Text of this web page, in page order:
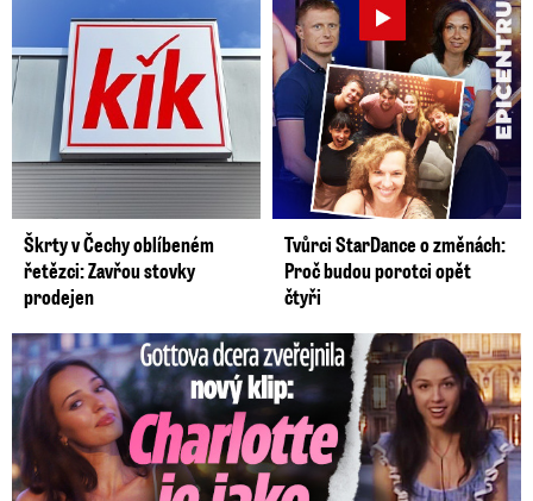
Škrty v Čechy oblíbeném
řetězci: Zavřou stovky
prodejen
Tvůrci StarDance o změnách:
Proč budou porotci opět
čtyři
Gottova dcera zveřejnila nový klip: Je jako Olivie Rodrigo!